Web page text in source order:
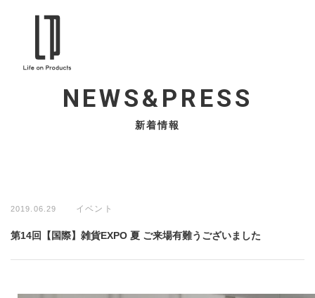
NEWS&PRESS
新着情報
2019.06.29 イベント
第14回【国際】雑貨EXPO 夏 ご来場有難うございました